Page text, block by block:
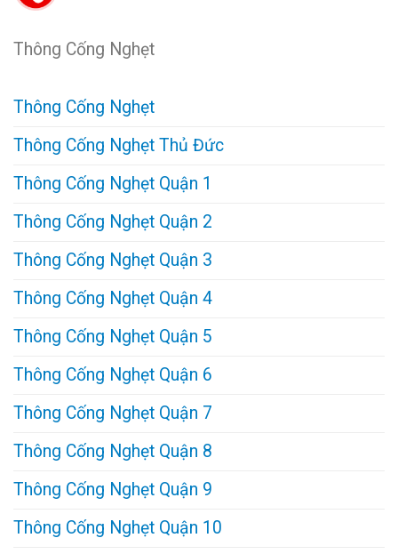
Thông Cống Nghẹt
Thông Cống Nghẹt
Thông Cống Nghẹt Thủ Đức
Thông Cống Nghẹt Quận 1
Thông Cống Nghẹt Quận 2
Thông Cống Nghẹt Quận 3
Thông Cống Nghẹt Quận 4
Thông Cống Nghẹt Quận 5
Thông Cống Nghẹt Quận 6
Thông Cống Nghẹt Quận 7
Thông Cống Nghẹt Quận 8
Thông Cống Nghẹt Quận 9
Thông Cống Nghẹt Quận 10